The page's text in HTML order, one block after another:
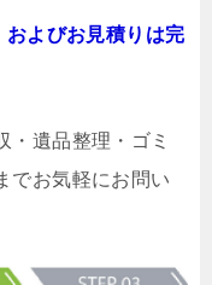
およびお見積りは完
・遺品整理・ゴミ
でお気軽にお問い